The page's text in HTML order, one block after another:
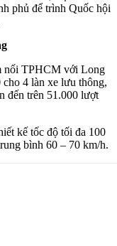
phủ để trình Quốc hội
nối TPHCM với Long
4 làn xe lưu thông,
đến trên 51.000 lượt
kế tốc độ tối đa 100
bình 60 – 70 km/h.